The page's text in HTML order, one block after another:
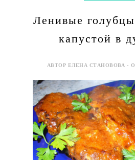
Ленивые
капустой в
АВТОР ЕЛЕНА СТАНОВОВА -